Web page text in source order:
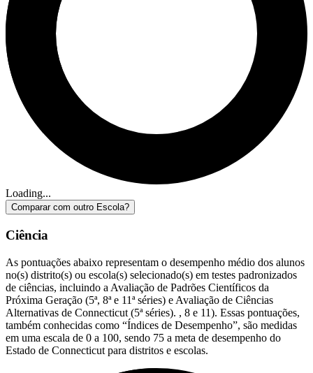
Loading...
Comparar com outro Escola?
Ciência
As pontuações abaixo representam o desempenho médio dos alunos
no(s) distrito(s) ou escola(s) selecionado(s) em testes padronizados
de ciências, incluindo a Avaliação de Padrões Científicos da
Próxima Geração (5ª, 8ª e 11ª séries) e Avaliação de Ciências
Alternativas de Connecticut (5ª séries). , 8 e 11). Essas pontuações,
também conhecidas como “Índices de Desempenho”, são medidas
em uma escala de 0 a 100, sendo 75 a meta de desempenho do
Estado de Connecticut para distritos e escolas.